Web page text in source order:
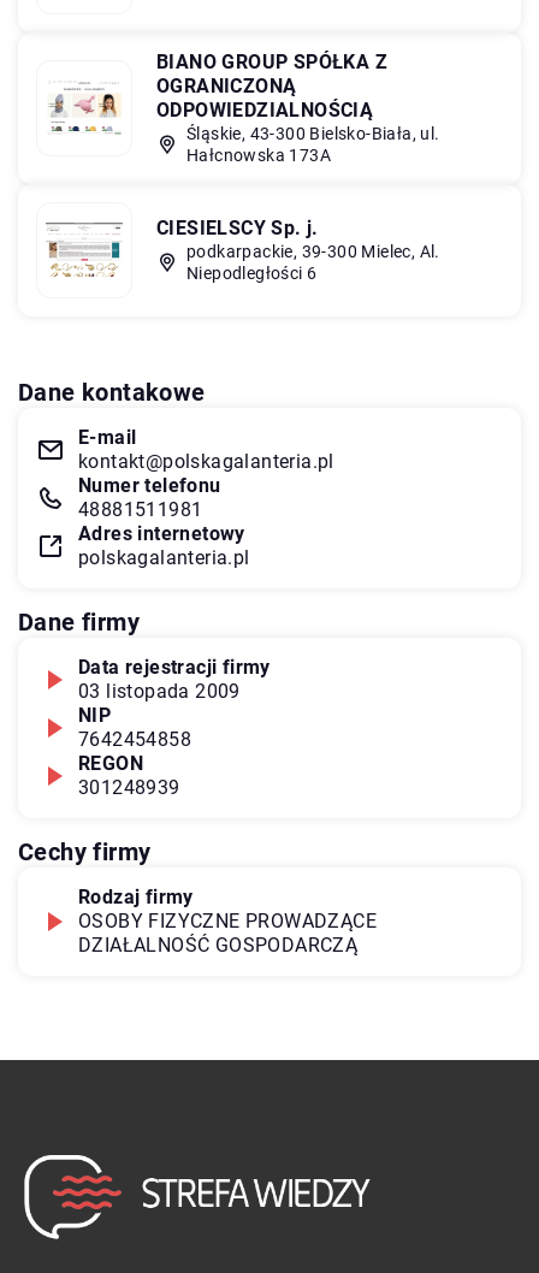
BIANO GROUP SPÓŁKA Z
OGRANICZONĄ
ODPOWIEDZIALNOŚCIĄ
Śląskie, 43-300 Bielsko-Biała, ul.
Hałcnowska 173A
CIESIELSCY Sp. j.
podkarpackie, 39-300 Mielec, Al.
Niepodległości 6
Dane kontakowe
E-mail
kontakt@polskagalanteria.pl
Numer telefonu
48881511981
Adres internetowy
polskagalanteria.pl
Dane firmy
Data rejestracji firmy
03 listopada 2009
NIP
7642454858
REGON
301248939
Cechy firmy
Rodzaj firmy
OSOBY FIZYCZNE PROWADZĄCE
DZIAŁALNOŚĆ GOSPODARCZĄ